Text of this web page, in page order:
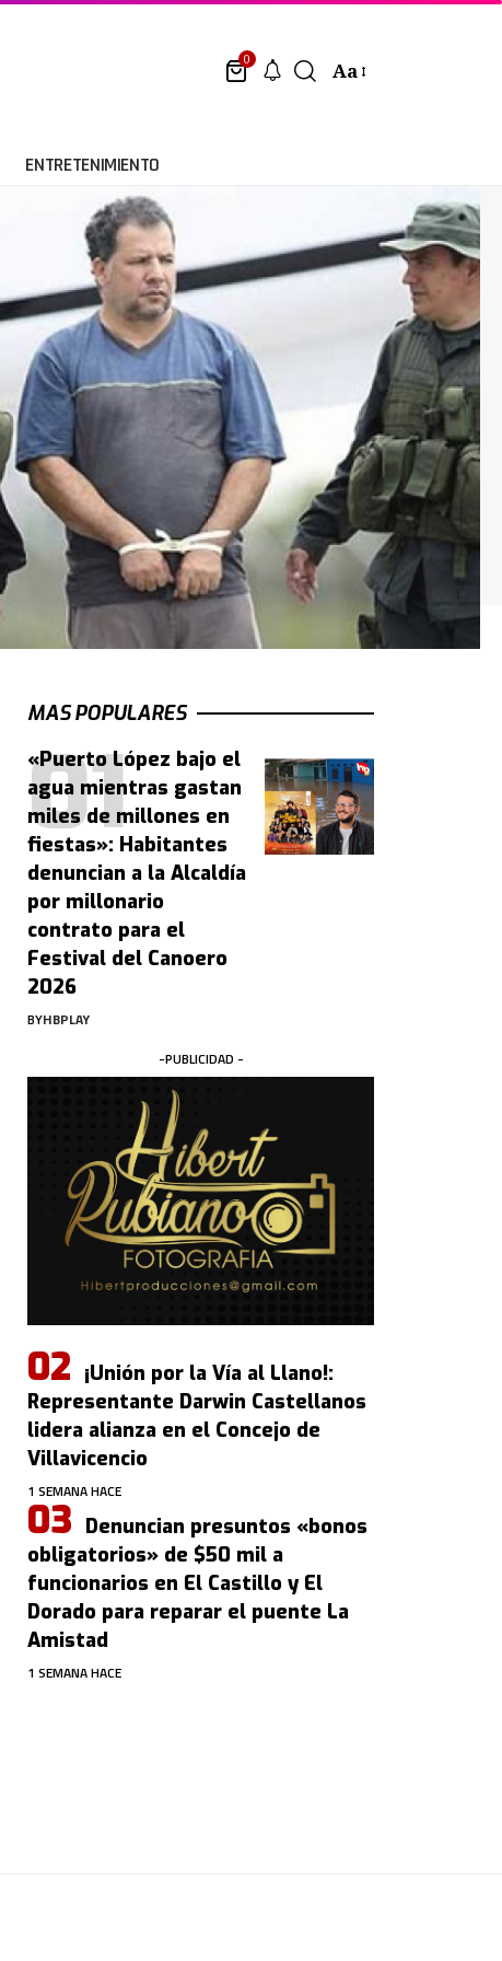
0 Aa
ENTRETENIMIENTO
MAS POPULARES
«Puerto López bajo el
agua mientras gastan
miles de millones en
fiestas»: Habitantes
denuncian a la Alcaldía
por millonario
contrato para el
Festival del Canoero
2026
BYHBPLAY
-PUBLICIDAD -
¡Unión por la Vía al Llano!:
Representante Darwin Castellanos
lidera alianza en el Concejo de
Villavicencio
1 SEMANA HACE
Denuncian presuntos «bonos
obligatorios» de $50 mil a
funcionarios en El Castillo y El
Dorado para reparar el puente La
Amistad
1 SEMANA HACE